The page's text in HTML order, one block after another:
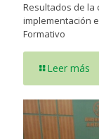
Resultados de la
implementación
Formativo
Leer más